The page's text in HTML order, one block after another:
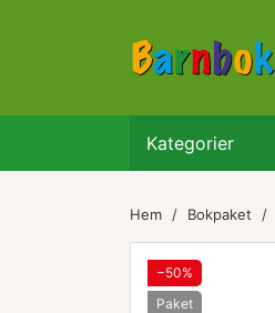
Kategorier
Hem Bokpaket
−50%
Paket